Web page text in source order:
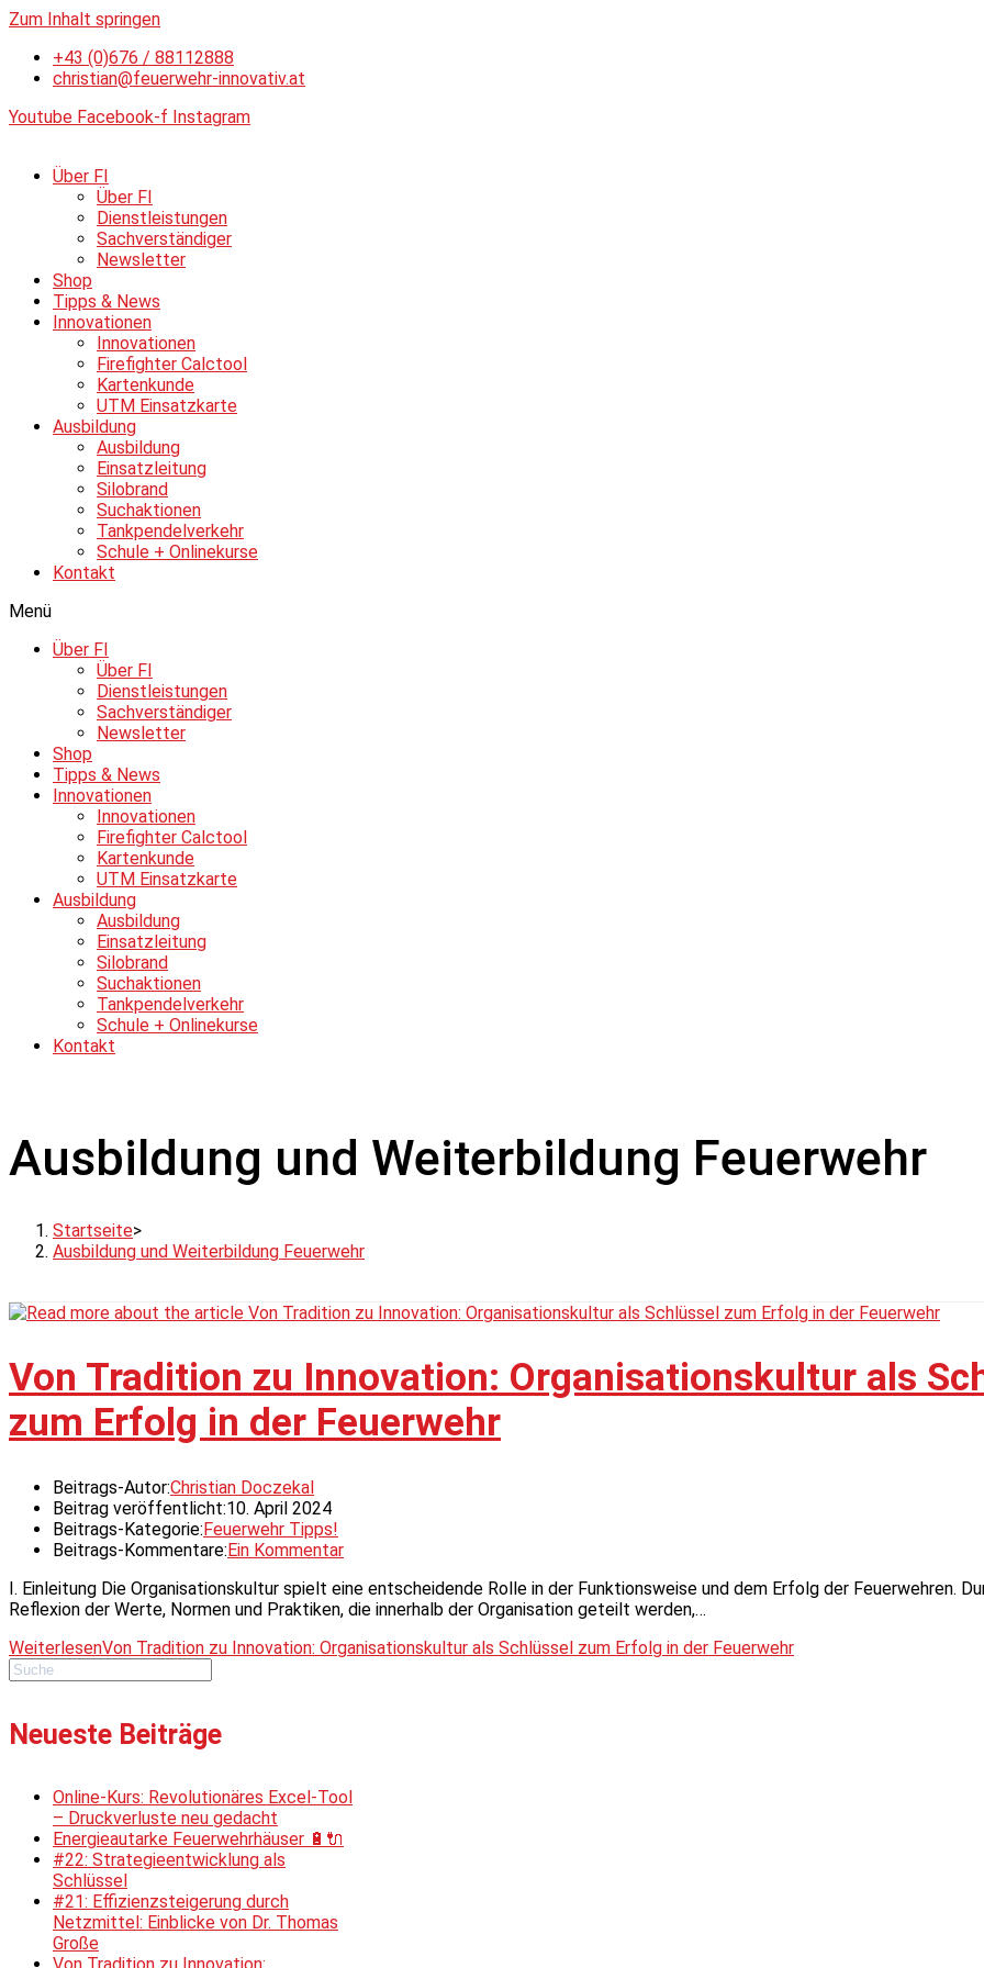
Zum Inhalt springen
+43 (0)676 / 88112888
christian@feuerwehr-innovativ.at
Youtube Facebook-f Instagram
Über FI
Über FI
Dienstleistungen
Sachverständiger
Newsletter
Shop
Tipps & News
Innovationen
Innovationen
Firefighter Calctool
Kartenkunde
UTM Einsatzkarte
Ausbildung
Ausbildung
Einsatzleitung
Silobrand
Suchaktionen
Tankpendelverkehr
Schule + Onlinekurse
Kontakt
Menü
Über FI
Über FI
Dienstleistungen
Sachverständiger
Newsletter
Shop
Tipps & News
Innovationen
Innovationen
Firefighter Calctool
Kartenkunde
UTM Einsatzkarte
Ausbildung
Ausbildung
Einsatzleitung
Silobrand
Suchaktionen
Tankpendelverkehr
Schule + Onlinekurse
Kontakt
Ausbildung und Weiterbildung Feuerwehr
Startseite>
Ausbildung und Weiterbildung Feuerwehr
Von Tradition zu Innovation: Organisationskultur als
zum Erfolg in der Feuerwehr
Beitrags-Autor:Christian Doczekal
Beitrag veröffentlicht:10. April 2024
Beitrags-Kategorie: Feuerwehr Tipps!
Beitrags-Kommentare: Ein Kommentar
I. Einleitung Die Organisationskultur spielt eine entscheidende Rolle in der Funktionsweise und dem Erfolg der Feuerwehren.
Reflexion der Werte, Normen und Praktiken, die innerhalb der Organisation geteilt werden,…
WeiterlesenVon Tradition zu Innovation: Organisationskultur als Schlüssel zum Erfolg in der Feuerwehr
Neueste Beiträge
Online-Kurs: Revolutionäres Excel-Tool
– Druckverluste neu gedacht
Energieautarke Feuerwehrhäuser 🔋🔌
#22: Strategieentwicklung als
Schlüssel
#21: Effizienzsteigerung durch
Netzmittel: Einblicke von Dr. Thomas
Große